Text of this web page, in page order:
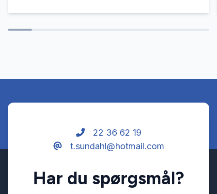
22 36 62 19
t.sundahl@hotmail.com
Har du spørgsmål?